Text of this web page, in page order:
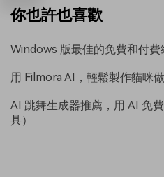
你也許也喜歡
Windows 版最佳的免費和付費
用 Filmora AI，輕鬆製作貓咪
AI 跳舞生成器推薦，用 AI 免
具）